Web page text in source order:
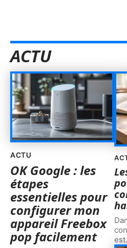
ACTU
ACTU
OK Google : les
étapes
essentielles pour
configurer mon
appareil Freebox
pop facilement
est